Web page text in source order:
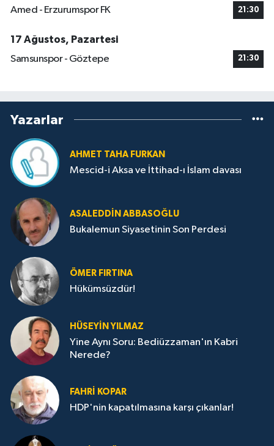
Amed - Erzurumspor FK 21:30
17 Ağustos, Pazartesi
Samsunspor - Göztepe
21:30
Yazarlar
AHMET TAHA FURKAN
Mescid-i Aksa ve İttihad-ı İslam davası
ASALEDDIN ABBASOĞLU
Bukalemun Siyasetinin Son Perdesi
ÖMER FIRTINA
Hükümsüzdür!
HÜSEYIN YILMAZ
Yine Aynı Soru: Bediüzzaman'ın Kabri
Nerede?
FAHRI KOPAR
HDP'nin kapatılmasına karşı çıkanlar!